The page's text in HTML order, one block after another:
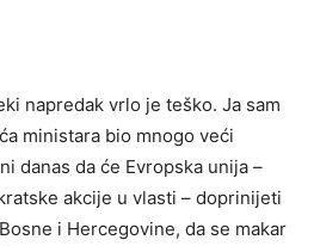
napredak vrlo je teško. Ja sam
ministara bio mnogo veći
danas da će Evropska unija –
akcije u vlasti – doprinijeti
i Hercegovine, da se makar